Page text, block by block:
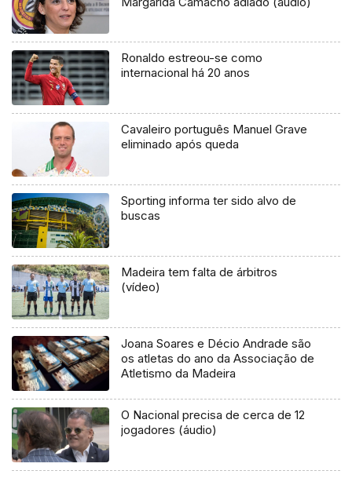
Ronaldo estreou-se como
internacional há 20 anos
Cavaleiro português Manuel Grave
eliminado após queda
Sporting informa ter sido alvo de
buscas
Madeira tem falta de árbitros
(vídeo)
Joana Soares e Décio Andrade são
os atletas do ano da Associação de
Atletismo da Madeira
O Nacional precisa de cerca de 12
jogadores (áudio)